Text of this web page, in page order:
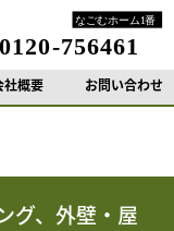
社概要 お問い合わせ
、外壁・屋